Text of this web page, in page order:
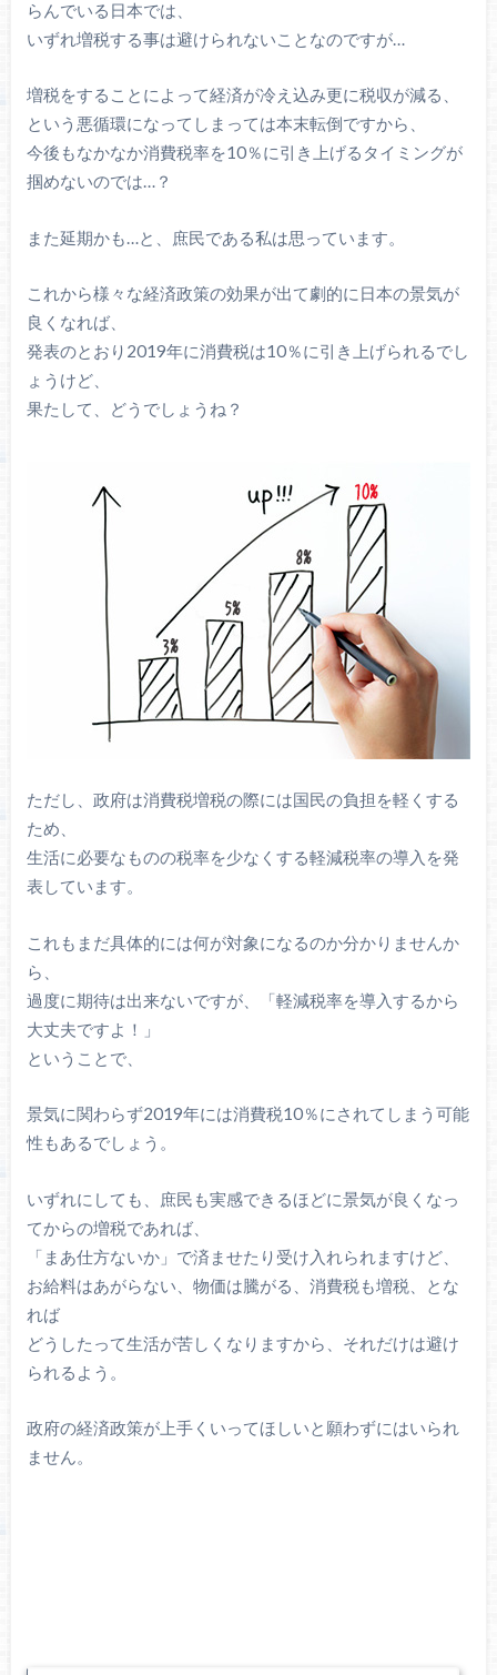
らんでいる日本では、
いずれ増税する事は避けられないことなのですが…
増税をすることによって経済が冷え込み更に税収が減る、
という悪循環になってしまっては本末転倒ですから、
今後もなかなか消費税率を10％に引き上げるタイミングが
掴めないのでは…？
また延期かも…と、庶民である私は思っています。
これから様々な経済政策の効果が出て劇的に日本の景気が
良くなれば、
発表のとおり2019年に消費税は10％に引き上げられるでし
ょうけど、
果たして、どうでしょうね？
ただし、政府は消費税増税の際には国民の負担を軽くする
ため、
生活に必要なものの税率を少なくする軽減税率の導入を発
表しています。
これもまだ具体的には何が対象になるのか分かりませんか
ら、
過度に期待は出来ないですが、「軽減税率を導入するから
大丈夫ですよ！」
ということで、
景気に関わらず2019年には消費税10％にされてしまう可能
性もあるでしょう。
いずれにしても、庶民も実感できるほどに景気が良くなっ
てからの増税であれば、
「まあ仕方ないか」で済ませたり受け入れられますけど、
お給料はあがらない、物価は騰がる、消費税も増税、とな
れば
どうしたって生活が苦しくなりますから、それだけは避け
られるよう。
政府の経済政策が上手くいってほしいと願わずにはいられ
ません。